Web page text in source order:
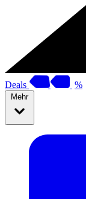
Deals %
Mehr